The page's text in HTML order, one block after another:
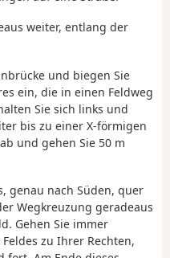
weiter, entlang der
und biegen Sie
ein, die in einen Feldweg
Sie sich links und
bis zu einer X-förmigen
und gehen Sie 50 m
genau nach Süden, quer
Wegkreuzung geradeaus
Gehen Sie immer
zu Ihrer Rechten,